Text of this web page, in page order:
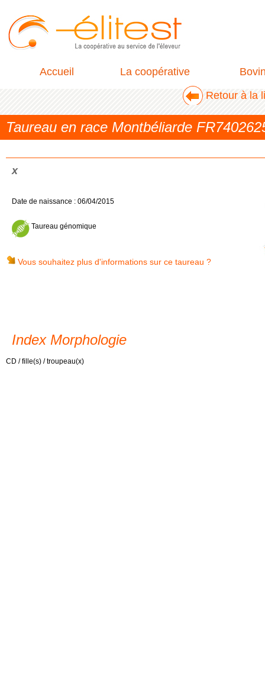
Accueil La coopérative
Retour à la
Taureau en race Montbéliarde
x
Date de naissance : 06/04/2015
Taureau génomique
Vous souhaitez plus d'informations sur ce taureau ?
Index Morphologie
CD / fille(s) / troupeau(x)